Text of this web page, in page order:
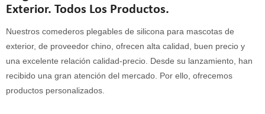
Exterior. Todos Los Productos.
Nuestros comederos plegables de silicona para mascotas de
exterior, de proveedor chino, ofrecen alta calidad, buen precio y
una excelente relación calidad-precio. Desde su lanzamiento, han
recibido una gran atención del mercado. Por ello, ofrecemos
productos personalizados.